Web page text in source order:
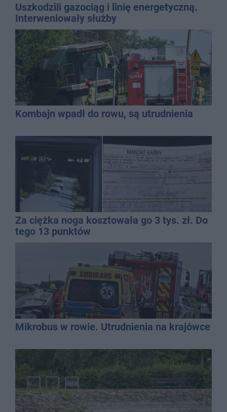
Uszkodzili gazociąg i linię energetyczną.
Interweniowały służby
Kombajn wpadł do rowu, są utrudnienia
Za ciężka noga kosztowała go 3 tys. zł. Do
tego 13 punktów
Mikrobus w rowie. Utrudnienia na krajówce